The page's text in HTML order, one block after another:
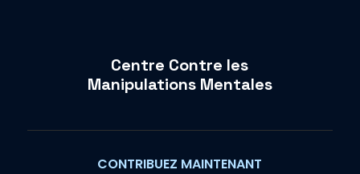
Centre Contre les
Manipulations Mentales
CONTRIBUEZ MAINTENANT